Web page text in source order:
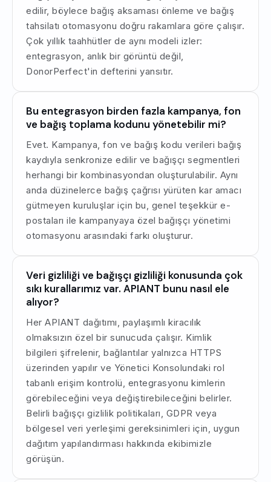
edilir, böylece bağış aksaması önleme ve bağış
tahsilatı otomasyonu doğru rakamlara göre çalışır.
Çok yıllık taahhütler de aynı modeli izler:
entegrasyon, anlık bir görüntü değil,
DonorPerfect'in defterini yansıtır.
Bu entegrasyon birden fazla kampanya, fon
ve bağış toplama kodunu yönetebilir mi?
Evet. Kampanya, fon ve bağış kodu verileri bağış
kaydıyla senkronize edilir ve bağışçı segmentleri
herhangi bir kombinasyondan oluşturulabilir. Aynı
anda düzinelerce bağış çağrısı yürüten kar amacı
gütmeyen kuruluşlar için bu, genel teşekkür e-
postaları ile kampanyaya özel bağışçı yönetimi
otomasyonu arasındaki farkı oluşturur.
Veri gizliliği ve bağışçı gizliliği konusunda çok
sıkı kurallarımız var. APIANT bunu nasıl ele
alıyor?
Her APIANT dağıtımı, paylaşımlı kiracılık
olmaksızın özel bir sunucuda çalışır. Kimlik
bilgileri şifrelenir, bağlantılar yalnızca HTTPS
üzerinden yapılır ve Yönetici Konsolundaki rol
tabanlı erişim kontrolü, entegrasyonu kimlerin
görebileceğini veya değiştirebileceğini belirler.
Belirli bağışçı gizlilik politikaları, GDPR veya
bölgesel veri yerleşimi gereksinimleri için, uygun
dağıtım yapılandırması hakkında ekibimizle
görüşün.